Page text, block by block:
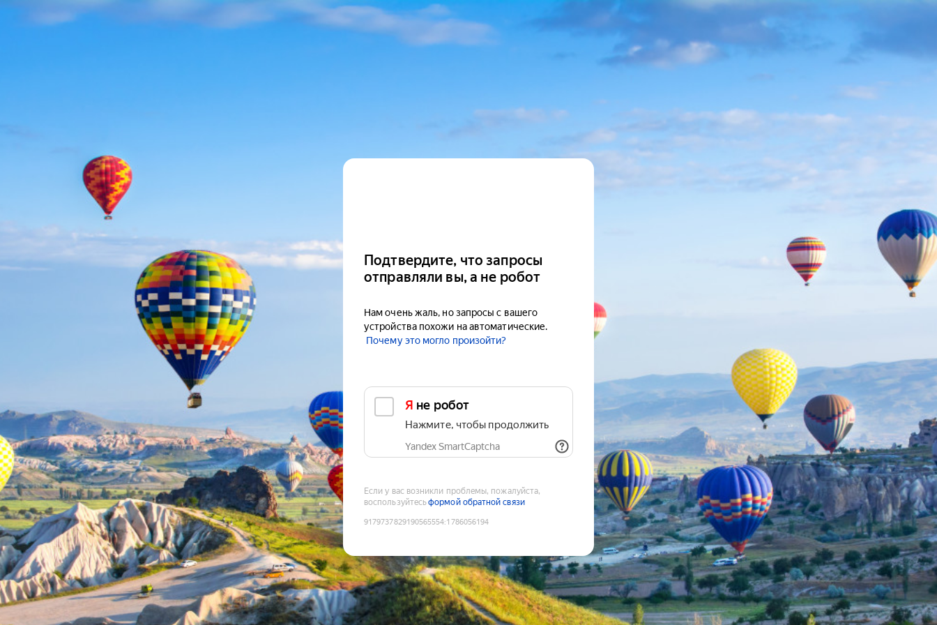
Подтвердите, что запросы
отправляли вы, а не робот
Нам очень жаль, но запросы с вашего
устройства похожи на автоматические.
Почему это могло произойти?
Я не робот
Нажмите, чтобы продолжить
Yandex SmartCaptcha
Если у вас возникли проблемы, пожалуйста,
воспользуйтесьформой обратной связи
9179737829190565554:1786056194